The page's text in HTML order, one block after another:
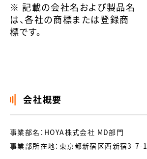
※ 記載の会社名および製品名
は、各社の商標または登録商
標です。
会社概要
事業部名：HOYA株式会社 MD部門
事業部所在地：東京都新宿区西新宿3-7-1